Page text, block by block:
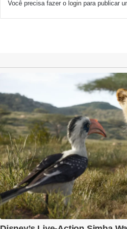
Você precisa fazer o login para publicar